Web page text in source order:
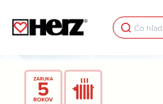
Search
for: